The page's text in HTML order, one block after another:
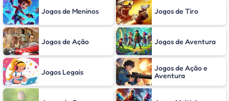
Jogos de Meninos Jogos de Tiro
Jogos de Ação Jogos de Aventura
Jogos Legais
Jogos de Ação e
Aventura